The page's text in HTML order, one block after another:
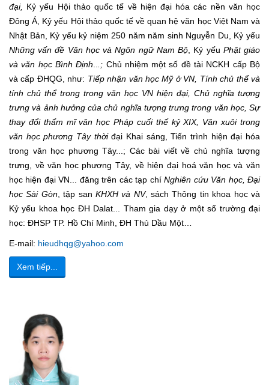
đại, Kỷ yếu Hội thảo quốc tế về hiện đại hóa các nền văn học
Đông Á, Kỷ yếu Hội thảo quốc tế về quan hệ văn học Việt Nam và
Nhật Bản, Kỷ yếu kỷ niệm 250 năm năm sinh Nguyễn Du, Kỷ yếu
Những vấn đề Văn học và Ngôn ngữ Nam Bộ , Kỷ yếu Phật giáo
và văn học Bình Định
.; Chủ nhiệm một số đề tài NCKH cấp Bộ
và cấp ĐHQG, như: Tiếp nhận văn học Mỹ ở VN, Tính chủ thể và
tính chủ thể trong trong văn học VN hiện đại, Chủ nghĩa tượng
trưng và ảnh hưởng của chủ nghĩa tượng trưng trong văn học, Sự
thay đổi thẩm mĩ văn học Pháp cuối thế kỷ XIX, Văn xuôi trong
văn học phương Tây thờiđại Khai sáng, Tiến trình hiện đại hóa
trong văn học phương Tây...; Các bài viết về chủ nghĩa tượng
trưng, về văn học phương Tây, về hiện đại hoá văn học và văn
học hiện đại VN... đăng trên các tạp chíNghiên cứu Văn học, Đại
học Sài Gòn, tập san KHXH và NV, sách Thông tin khoa học và
Kỷ yếu khoa học ĐH Dalat... Tham gia dạy ở một số trường đại
học: ĐHSP TP. Hồ Chí Minh, ĐH Thủ Dầu Một…
E-mail: hieudhqg@yahoo.com
Xem tiếp...